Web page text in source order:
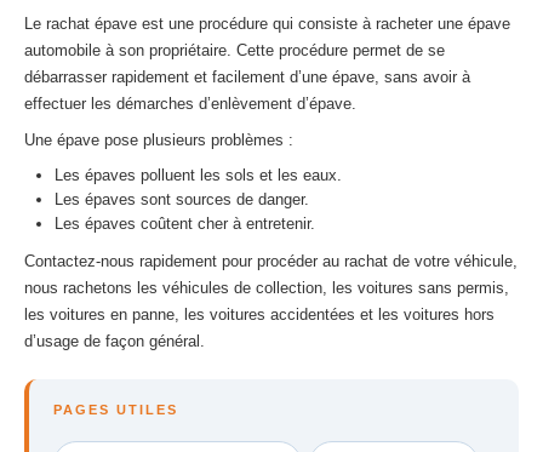
Le rachat épave est une procédure qui consiste à racheter une épave
automobile à son propriétaire. Cette procédure permet de se
débarrasser rapidement et facilement d’une épave, sans avoir à
effectuer les démarches d’enlèvement d’épave.
Une épave pose plusieurs problèmes :
Les épaves polluent les sols et les eaux.
Les épaves sont sources de danger.
Les épaves coûtent cher à entretenir.
Contactez-nous rapidement pour procéder au rachat de votre véhicule,
nous rachetons les véhicules de collection, les voitures sans permis,
les voitures en panne, les voitures accidentées et les voitures hors
d’usage de façon général.
PAGES UTILES